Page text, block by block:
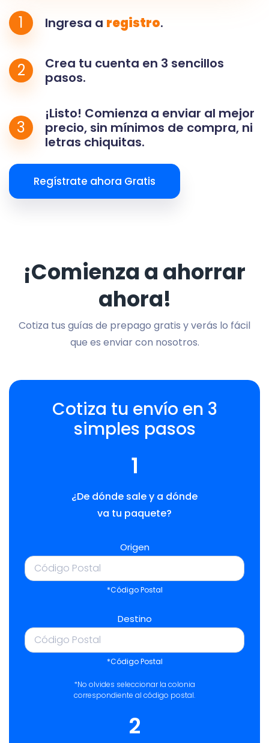
1 Ingresa a registro.
2
Crea tu cuenta en 3 sencillos
pasos.
3
¡Listo! Comienza a enviar al mejor
precio, sin mínimos de compra, ni
letras chiquitas.
Regístrate ahora Gratis
¡Comienza a ahorrar
ahora!
Cotiza tus guías de prepago gratis y verás lo fácil
que es enviar con nosotros.
Cotiza tu envío en 3
simples pasos
1
¿De dónde sale y a dónde
va tu paquete?
Origen
*Código Postal
Destino
*Código Postal
*No olvides seleccionar la colonia
correspondiente al código postal.
2